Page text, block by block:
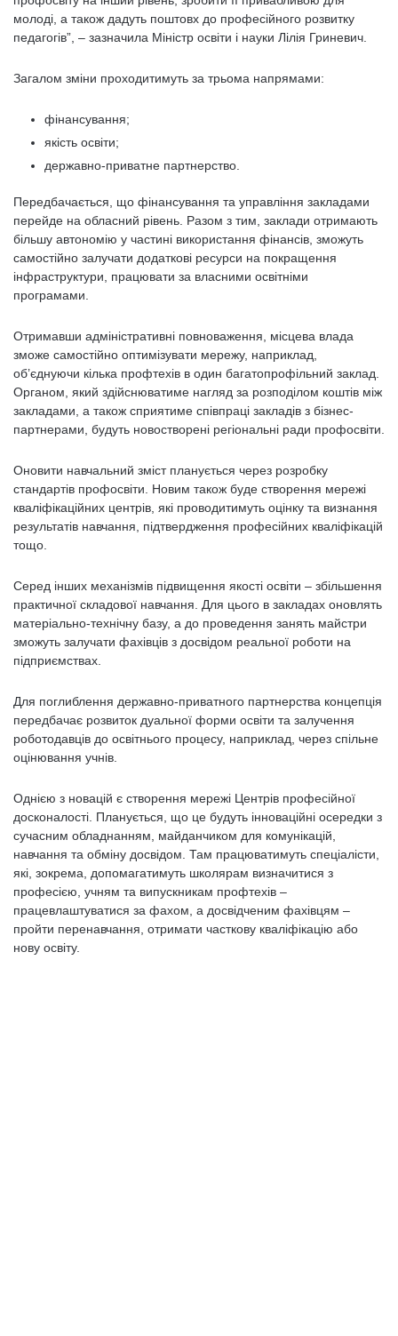
молоді, а також дадуть поштовх до професійного розвитку
педагогів”, – зазначила Міністр освіти і науки Лілія Гриневич.
Загалом зміни проходитимуть за трьома напрямами:
фінансування;
якість освіти;
державно-приватне партнерство.
Передбачається, що фінансування та управління закладами
перейде на обласний рівень. Разом з тим, заклади отримають
більшу автономію у частині використання фінансів, зможуть
самостійно залучати додаткові ресурси на покращення
інфраструктури, працювати за власними освітніми
програмами.
Отримавши адміністративні повноваження, місцева влада
зможе самостійно оптимізувати мережу, наприклад,
об’єднуючи кілька профтехів в один багатопрофільний заклад.
Органом, який здійснюватиме нагляд за розподілом коштів між
закладами, а також сприятиме співпраці закладів з бізнес-
партнерами, будуть новостворені регіональні ради профосвіти.
Оновити навчальний зміст планується через розробку
стандартів профосвіти. Новим також буде створення мережі
кваліфікаційних центрів, які проводитимуть оцінку та визнання
результатів навчання, підтвердження професійних кваліфікацій
тощо.
Серед інших механізмів підвищення якості освіти – збільшення
практичної складової навчання. Для цього в закладах оновлять
матеріально-технічну базу, а до проведення занять майстри
зможуть залучати фахівців з досвідом реальної роботи на
підприємствах.
Для поглиблення державно-приватного партнерства концепція
передбачає розвиток дуальної форми освіти та залучення
роботодавців до освітнього процесу, наприклад, через спільне
оцінювання учнів.
Однією з новацій є створення мережі Центрів професійної
досконалості. Планується, що це будуть інноваційні осередки з
сучасним обладнанням, майданчиком для комунікацій,
навчання та обміну досвідом. Там працюватимуть спеціалісти,
які, зокрема, допомагатимуть школярам визначитися з
професією, учням та випускникам профтехів –
працевлаштуватися за фахом, а досвідченим фахівцям –
пройти перенавчання, отримати часткову кваліфікацію або
нову освіту.